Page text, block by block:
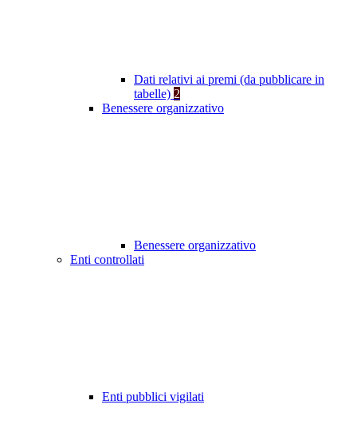
Dati relativi ai premi (da pubblicare in
tabelle) 2
Benessere organizzativo
Benessere organizzativo
Enti controllati
Enti pubblici vigilati